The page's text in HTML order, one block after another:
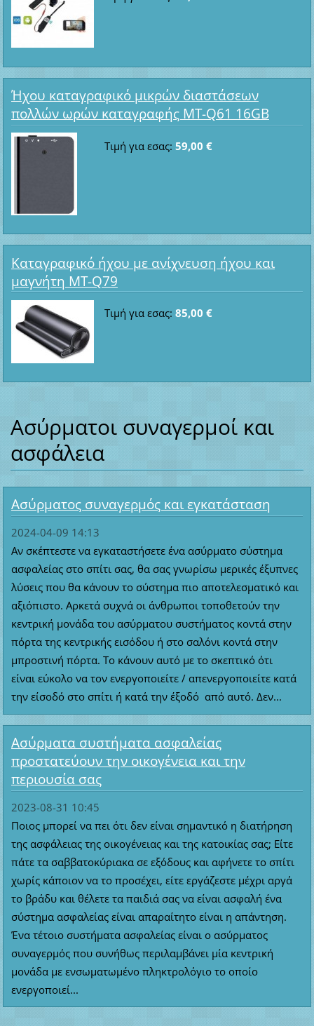
Ήχου καταγραφικό μικρών διαστάσεων
πολλών ωρών καταγραφής MT-Q61 16GB
Τιμή για εσας: 59,00 €
Καταγραφικό ήχου με ανίχνευση ήχου και
μαγνήτη MT-Q79
Τιμή για εσας: 85,00 €
Ασύρματοι συναγερμοί και
ασφάλεια
Ασύρματος συναγερμός και εγκατάσταση
2024-04-09 14:13
Αν σκέπτεστε να εγκαταστήσετε ένα ασύρματο σύστημα
ασφαλείας στο σπίτι σας, θα σας γνωρίσω μερικές έξυπνες
λύσεις που θα κάνουν το σύστημα πιο αποτελεσματικό και
αξιόπιστο. Αρκετά συχνά οι άνθρωποι τοποθετούν την
κεντρική μονάδα του ασύρματου συστήματος κοντά στην
πόρτα της κεντρικής εισόδου ή στο σαλόνι κοντά στην
μπροστινή πόρτα. Το κάνουν αυτό με το σκεπτικό ότι
είναι εύκολο να τον ενεργοποιείτε / απενεργοποιείτε κατά
την είσοδό στο σπίτι ή κατά την έξοδό από αυτό. Δεν...
Ασύρματα συστήματα ασφαλείας
προστατεύουν την οικογένεια και την
περιουσία σας
2023-08-31 10:45
Ποιος μπορεί να πει ότι δεν είναι σημαντικό η διατήρηση
της ασφάλειας της οικογένειας και της κατοικίας σας; Είτε
πάτε τα σαββατοκύριακα σε εξόδους και αφήνετε το σπίτι
χωρίς κάποιον να το προσέχει, είτε εργάζεστε μέχρι αργά
το βράδυ και θέλετε τα παιδιά σας να είναι ασφαλή ένα
σύστημα ασφαλείας είναι απαραίτητο είναι η απάντηση.
Ένα τέτοιο συστήματα ασφαλείας είναι ο ασύρματος
συναγερμός που συνήθως περιλαμβάνει μία κεντρική
μονάδα με ενσωματωμένο πληκτρολόγιο το οποίο
ενεργοποιεί...